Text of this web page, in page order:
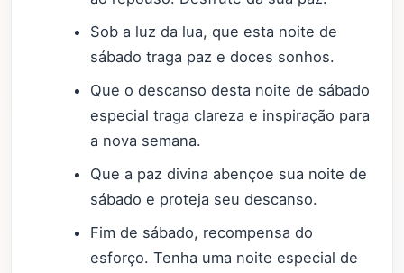
Sob a luz da lua, que esta noite de
sábado traga paz e doces sonhos.
Que o descanso desta noite de sábado
especial traga clareza e inspiração para
a nova semana.
Que a paz divina abençoe sua noite de
sábado e proteja seu descanso.
Fim de sábado, recompensa do
esforço. Tenha uma noite especial de